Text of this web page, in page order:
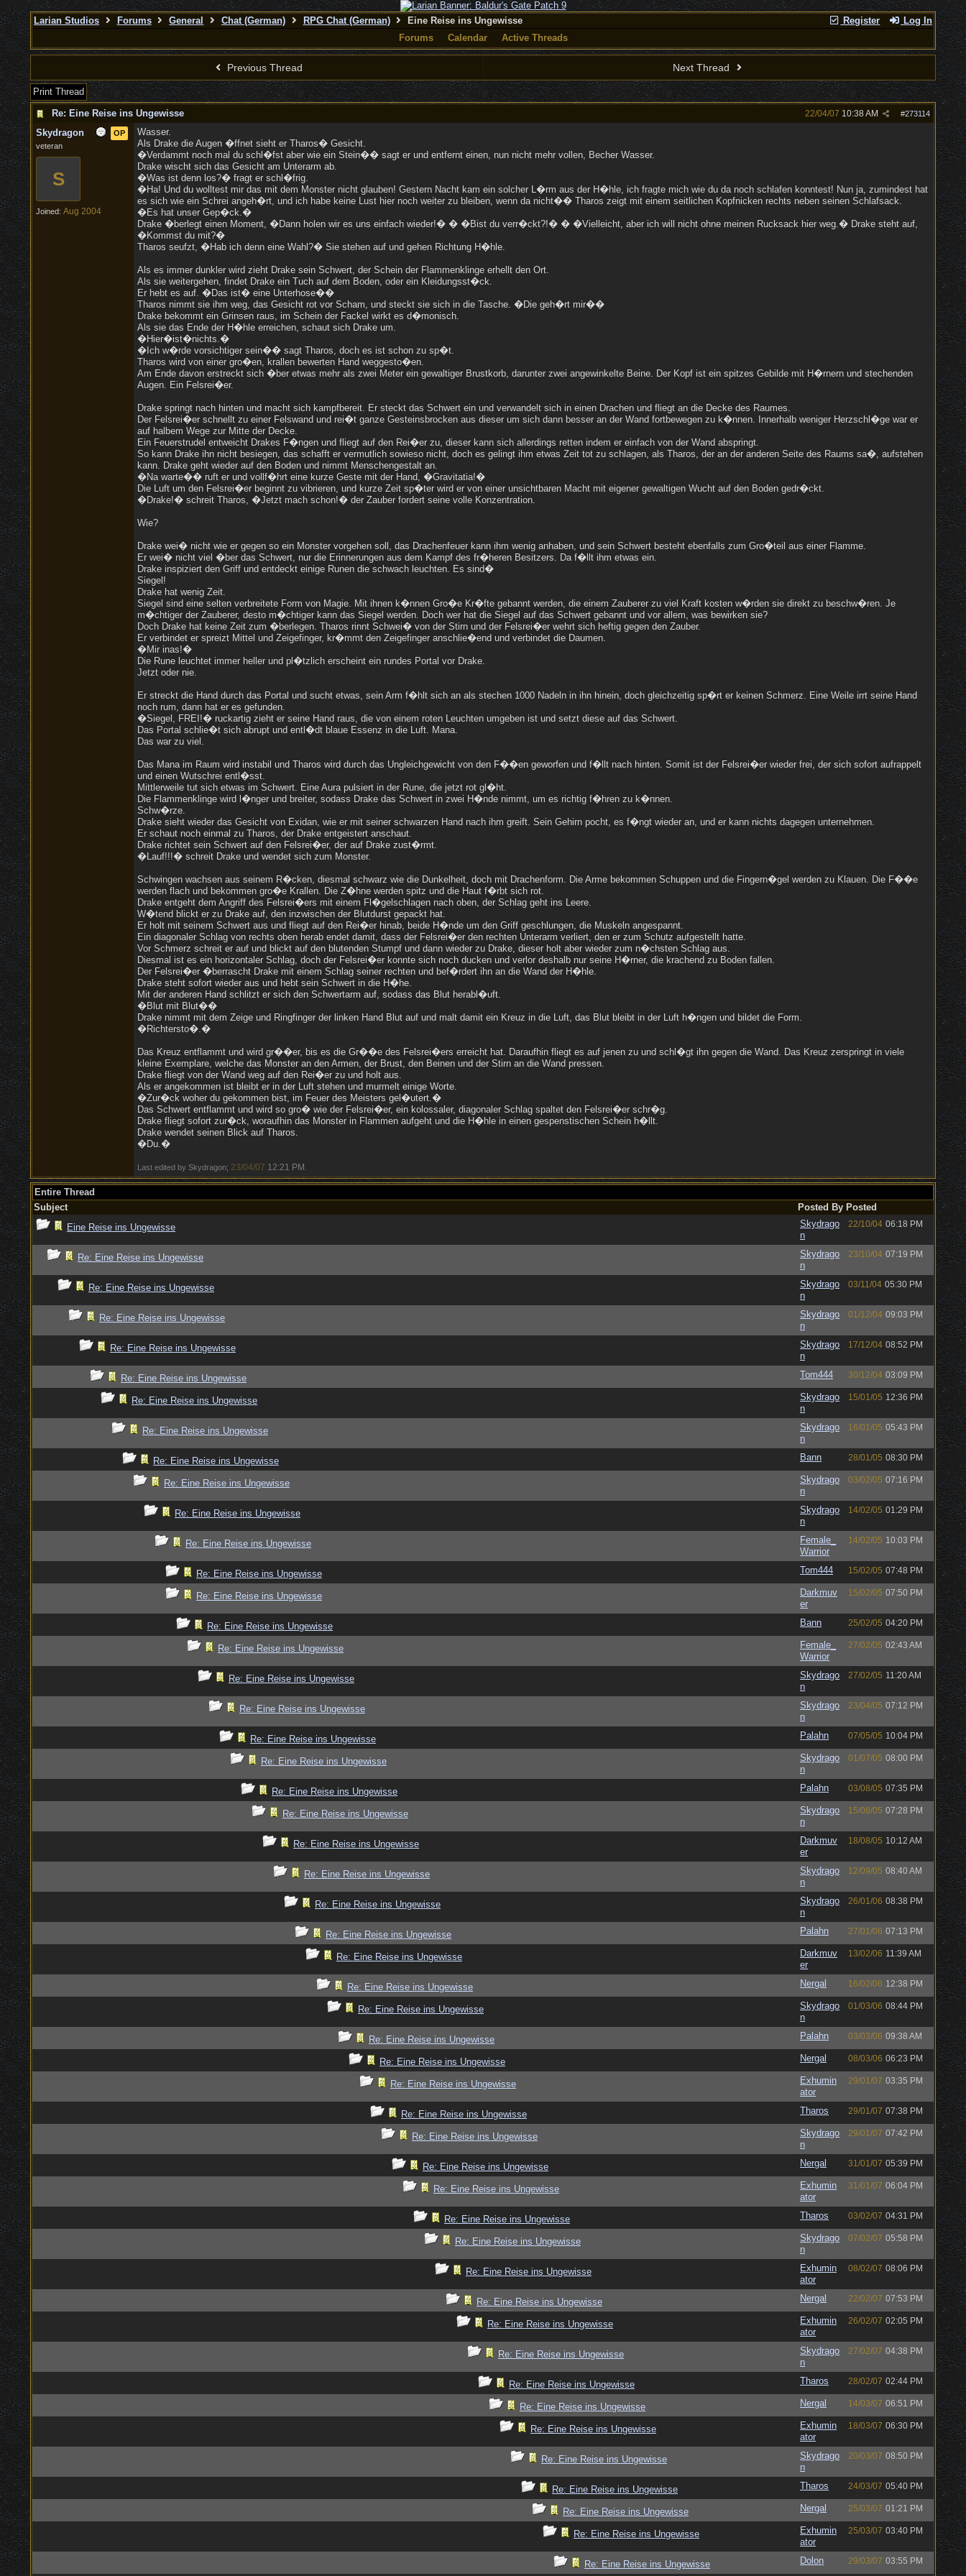
Register Log In
Larian Studios Forums General Chat (German) RPG Chat (German)
Eine Reise ins Ungewisse
Forums
Calendar Active Threads
Previous Thread Next Thread
Print Thread
Re: Eine Reise ins Ungewisse
#273114
22/04/07 10:38 AM
OP
Skydragon
veteran
S
Joined: Aug 2004
Wasser.
Als Drake die Augen �ffnet sieht er Tharos� Gesicht.
�Verdammt noch mal du schl�fst aber wie ein Stein�� sagt er und entfernt einen, nun nicht mehr vollen, Becher Wasser.
Drake wischt sich das Gesicht am Unterarm ab.
�Was ist denn los?� fragt er schl�frig.
�Ha! Und du wolltest mir das mit dem Monster nicht glauben! Gestern Nacht kam ein solcher L�rm aus der H�hle, ich fragte mich wie du da noch schlafen konntest! Nun ja, zumindest hat
es sich wie ein Schrei angeh�rt, und ich habe keine Lust hier noch weiter zu bleiben, wenn da nicht�� Tharos zeigt mit einem seitlichen Kopfnicken rechts neben seinen Schlafsack.
�Es hat unser Gep�ck.�
Drake �berlegt einen Moment, �Dann holen wir es uns einfach wieder!� � �Bist du verr�ckt?!� � �Vielleicht, aber ich will nicht ohne meinen Rucksack hier weg.� Drake steht auf,
�Kommst du mit?�
Tharos seufzt, �Hab ich denn eine Wahl?� Sie stehen auf und gehen Richtung H�hle.
Als es immer dunkler wird zieht Drake sein Schwert, der Schein der Flammenklinge erhellt den Ort.
Als sie weitergehen, findet Drake ein Tuch auf dem Boden, oder ein Kleidungsst�ck.
Er hebt es auf. �Das ist� eine Unterhose��
Tharos nimmt sie ihm weg, das Gesicht rot vor Scham, und steckt sie sich in die Tasche. �Die geh�rt mir��
Drake bekommt ein Grinsen raus, im Schein der Fackel wirkt es d�monisch.
Als sie das Ende der H�hle erreichen, schaut sich Drake um.
�Hier�ist�nichts.�
�Ich w�rde vorsichtiger sein�� sagt Tharos, doch es ist schon zu sp�t.
Tharos wird von einer gro�en, krallen bewerten Hand weggesto�en.
Am Ende davon erstreckt sich �ber etwas mehr als zwei Meter ein gewaltiger Brustkorb, darunter zwei angewinkelte Beine. Der Kopf ist ein spitzes Gebilde mit H�rnern und stechenden
Augen. Ein Felsrei�er.
Drake springt nach hinten und macht sich kampfbereit. Er steckt das Schwert ein und verwandelt sich in einen Drachen und fliegt an die Decke des Raumes.
Der Felsrei�er schnellt zu einer Felswand und rei�t ganze Gesteinsbrocken aus dieser um sich dann besser an der Wand fortbewegen zu k�nnen. Innerhalb weniger Herzschl�ge war er
auf halbem Wege zur Mitte der Decke.
Ein Feuerstrudel entweicht Drakes F�ngen und fliegt auf den Rei�er zu, dieser kann sich allerdings retten indem er einfach von der Wand abspringt.
So kann Drake ihn nicht besiegen, das schafft er vermutlich sowieso nicht, doch es gelingt ihm etwas Zeit tot zu schlagen, als Tharos, der an der anderen Seite des Raums sa�, aufstehen
kann. Drake geht wieder auf den Boden und nimmt Menschengestalt an.
�Na warte�� ruft er und vollf�hrt eine kurze Geste mit der Hand, �Gravitatia!�
Die Luft um den Felsrei�er beginnt zu vibrieren, und kurze Zeit sp�ter wird er von einer unsichtbaren Macht mit eigener gewaltigen Wucht auf den Boden gedr�ckt.
�Drake!� schreit Tharos, �Jetzt mach schon!� der Zauber fordert seine volle Konzentration.
Wie?
Drake wei� nicht wie er gegen so ein Monster vorgehen soll, das Drachenfeuer kann ihm wenig anhaben, und sein Schwert besteht ebenfalls zum Gro�teil aus einer Flamme.
Er wei� nicht viel �ber das Schwert, nur die Erinnerungen aus dem Kampf des fr�heren Besitzers. Da f�llt ihm etwas ein.
Drake inspiziert den Griff und entdeckt einige Runen die schwach leuchten. Es sind�
Siegel!
Drake hat wenig Zeit.
Siegel sind eine selten verbreitete Form von Magie. Mit ihnen k�nnen Gro�e Kr�fte gebannt werden, die einem Zauberer zu viel Kraft kosten w�rden sie direkt zu beschw�ren. Je
m�chtiger der Zauberer, desto m�chtiger kann das Siegel werden. Doch wer hat die Siegel auf das Schwert gebannt und vor allem, was bewirken sie?
Doch Drake hat keine Zeit zum �berlegen. Tharos rinnt Schwei� von der Stirn und der Felsrei�er wehrt sich heftig gegen den Zauber.
Er verbindet er spreizt Mittel und Zeigefinger, kr�mmt den Zeigefinger anschlie�end und verbindet die Daumen.
�Mir inas!�
Die Rune leuchtet immer heller und pl�tzlich erscheint ein rundes Portal vor Drake.
Jetzt oder nie.
Er streckt die Hand durch das Portal und sucht etwas, sein Arm f�hlt sich an als stechen 1000 Nadeln in ihn hinein, doch gleichzeitig sp�rt er keinen Schmerz. Eine Weile irrt seine Hand
noch rum, dann hat er es gefunden.
�Siegel, FREI!� ruckartig zieht er seine Hand raus, die von einem roten Leuchten umgeben ist und setzt diese auf das Schwert.
Das Portal schlie�t sich abrupt und entl�dt blaue Essenz in die Luft. Mana.
Das war zu viel.
Das Mana im Raum wird instabil und Tharos wird durch das Ungleichgewicht von den F��en geworfen und f�llt nach hinten. Somit ist der Felsrei�er wieder frei, der sich sofort aufrappelt
und einen Wutschrei entl�sst.
Mittlerweile tut sich etwas im Schwert. Eine Aura pulsiert in der Rune, die jetzt rot gl�ht.
Die Flammenklinge wird l�nger und breiter, sodass Drake das Schwert in zwei H�nde nimmt, um es richtig f�hren zu k�nnen.
Schw�rze.
Drake sieht wieder das Gesicht von Exidan, wie er mit seiner schwarzen Hand nach ihm greift. Sein Gehirn pocht, es f�ngt wieder an, und er kann nichts dagegen unternehmen.
Er schaut noch einmal zu Tharos, der Drake entgeistert anschaut.
Drake richtet sein Schwert auf den Felsrei�er, der auf Drake zust�rmt.
�Lauf!!!� schreit Drake und wendet sich zum Monster.
Schwingen wachsen aus seinem R�cken, diesmal schwarz wie die Dunkelheit, doch mit Drachenform. Die Arme bekommen Schuppen und die Fingern�gel werden zu Klauen. Die F��e
werden flach und bekommen gro�e Krallen. Die Z�hne werden spitz und die Haut f�rbt sich rot.
Drake entgeht dem Angriff des Felsrei�ers mit einem Fl�gelschlagen nach oben, der Schlag geht ins Leere.
W�tend blickt er zu Drake auf, den inzwischen der Blutdurst gepackt hat.
Er holt mit seinem Schwert aus und fliegt auf den Rei�er hinab, beide H�nde um den Griff geschlungen, die Muskeln angespannt.
Ein diagonaler Schlag von rechts oben herab endet damit, dass der Felsrei�er den rechten Unterarm verliert, den er zum Schutz aufgestellt hatte.
Vor Schmerz schreit er auf und blickt auf den blutenden Stumpf und dann wieder zu Drake, dieser holt aber wieder zum n�chsten Schlag aus.
Diesmal ist es ein horizontaler Schlag, doch der Felsrei�er konnte sich noch ducken und verlor deshalb nur seine H�rner, die krachend zu Boden fallen.
Der Felsrei�er �berrascht Drake mit einem Schlag seiner rechten und bef�rdert ihn an die Wand der H�hle.
Drake steht sofort wieder aus und hebt sein Schwert in die H�he.
Mit der anderen Hand schlitzt er sich den Schwertarm auf, sodass das Blut herabl�uft.
�Blut mit Blut��
Drake nimmt mit dem Zeige und Ringfinger der linken Hand Blut auf und malt damit ein Kreuz in die Luft, das Blut bleibt in der Luft h�ngen und bildet die Form.
�Richtersto�.�
Das Kreuz entflammt und wird gr��er, bis es die Gr��e des Felsrei�ers erreicht hat. Daraufhin fliegt es auf jenen zu und schl�gt ihn gegen die Wand. Das Kreuz zerspringt in viele
kleine Exemplare, welche das Monster an den Armen, der Brust, den Beinen und der Stirn an die Wand pressen.
Drake fliegt von der Wand weg auf den Rei�er zu und holt aus.
Als er angekommen ist bleibt er in der Luft stehen und murmelt einige Worte.
�Zur�ck woher du gekommen bist, im Feuer des Meisters gel�utert.�
Das Schwert entflammt und wird so gro� wie der Felsrei�er, ein kolossaler, diagonaler Schlag spaltet den Felsrei�er schr�g.
Drake fliegt sofort zur�ck, woraufhin das Monster in Flammen aufgeht und die H�hle in einen gespenstischen Schein h�llt.
Drake wendet seinen Blick auf Tharos.
�Du.�
Last edited by Skydragon; 23/04/07 12:21 PM
Entire Thread
Subject
Posted By Posted
Eine Reise ins Ungewisse
Skydrago
n
22/10/04 06:18 PM
Re: Eine Reise ins Ungewisse
Skydrago
n
23/10/04 07:19 PM
Re: Eine Reise ins Ungewisse
Skydrago
n
03/11/04 05:30 PM
Re: Eine Reise ins Ungewisse
Skydrago
n
01/12/04 09:03 PM
Re: Eine Reise ins Ungewisse
Skydrago
n
17/12/04 08:52 PM
Re: Eine Reise ins Ungewisse Tom444 30/12/04 03:09 PM
Re: Eine Reise ins Ungewisse
Skydrago
n
15/01/05 12:36 PM
Re: Eine Reise ins Ungewisse
Skydrago
n
16/01/05 05:43 PM
Re: Eine Reise ins Ungewisse Bann 28/01/05 08:30 PM
Re: Eine Reise ins Ungewisse
Skydrago
n
03/02/05 07:16 PM
Re: Eine Reise ins Ungewisse
Skydrago
n
14/02/05 01:29 PM
Re: Eine Reise ins Ungewisse
Female_
Warrior
14/02/05 10:03 PM
Re: Eine Reise ins Ungewisse Tom444 15/02/05 07:48 PM
Re: Eine Reise ins Ungewisse
Darkmuv
er
15/02/05 07:50 PM
Re: Eine Reise ins Ungewisse Bann 25/02/05 04:20 PM
Re: Eine Reise ins Ungewisse
Female_
Warrior
27/02/05 02:43 AM
Re: Eine Reise ins Ungewisse
Skydrago
n
27/02/05 11:20 AM
Re: Eine Reise ins Ungewisse
Skydrago
n
23/04/05 07:12 PM
Re: Eine Reise ins Ungewisse Palahn 07/05/05 10:04 PM
Re: Eine Reise ins Ungewisse
Skydrago
n
01/07/05 08:00 PM
Re: Eine Reise ins Ungewisse Palahn 03/08/05 07:35 PM
Re: Eine Reise ins Ungewisse
Skydrago
n
15/08/05 07:28 PM
Re: Eine Reise ins Ungewisse
Darkmuv
er
18/08/05 10:12 AM
Re: Eine Reise ins Ungewisse
Skydrago
n
12/09/05 08:40 AM
Re: Eine Reise ins Ungewisse
Skydrago
n
26/01/06 08:38 PM
Re: Eine Reise ins Ungewisse Palahn 27/01/06 07:13 PM
Re: Eine Reise ins Ungewisse
Darkmuv
er
13/02/06 11:39 AM
Re: Eine Reise ins Ungewisse Nergal 16/02/06 12:38 PM
Re: Eine Reise ins Ungewisse
Skydrago
n
01/03/06 08:44 PM
Re: Eine Reise ins Ungewisse Palahn 03/03/06 09:38 AM
Re: Eine Reise ins Ungewisse Nergal 08/03/06 06:23 PM
Re: Eine Reise ins Ungewisse
Exhumin
ator
29/01/07 03:35 PM
Re: Eine Reise ins Ungewisse Tharos 29/01/07 07:38 PM
Re: Eine Reise ins Ungewisse
Skydrago
n
29/01/07 07:42 PM
Re: Eine Reise ins Ungewisse Nergal 31/01/07 05:39 PM
Re: Eine Reise ins Ungewisse
Exhumin
ator
31/01/07 06:04 PM
Re: Eine Reise ins Ungewisse Tharos 03/02/07 04:31 PM
Re: Eine Reise ins Ungewisse
Skydrago
n
07/02/07 05:58 PM
Re: Eine Reise ins Ungewisse
Exhumin
ator
08/02/07 08:06 PM
Re: Eine Reise ins Ungewisse Nergal 22/02/07 07:53 PM
Re: Eine Reise ins Ungewisse
Exhumin
ator
26/02/07 02:05 PM
Re: Eine Reise ins Ungewisse
Skydrago
n
27/02/07 04:38 PM
Re: Eine Reise ins Ungewisse Tharos 28/02/07 02:44 PM
Re: Eine Reise ins Ungewisse Nergal 14/03/07 06:51 PM
Re: Eine Reise ins Ungewisse
Exhumin
ator
18/03/07 06:30 PM
Re: Eine Reise ins Ungewisse
Skydrago
n
20/03/07 08:50 PM
Re: Eine Reise ins Ungewisse Tharos 24/03/07 05:40 PM
Re: Eine Reise ins Ungewisse Nergal 25/03/07 01:21 PM
Re: Eine Reise ins Ungewisse
Exhumin
ator
25/03/07 03:40 PM
Re: Eine Reise ins Ungewisse Dolon 29/03/07 03:55 PM